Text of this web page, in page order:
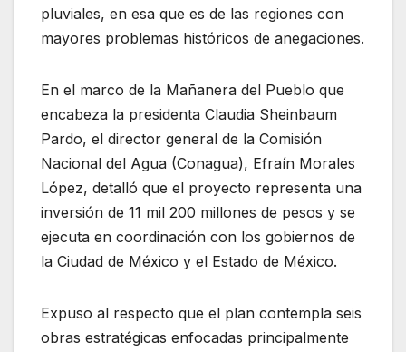
pluviales, en esa que es de las regiones con
mayores problemas históricos de anegaciones.
En el marco de la Mañanera del Pueblo que
encabeza la presidenta Claudia Sheinbaum
Pardo, el director general de la Comisión
Nacional del Agua (Conagua), Efraín Morales
López, detalló que el proyecto representa una
inversión de 11 mil 200 millones de pesos y se
ejecuta en coordinación con los gobiernos de
la Ciudad de México y el Estado de México.
Expuso al respecto que el plan contempla seis
obras estratégicas enfocadas principalmente